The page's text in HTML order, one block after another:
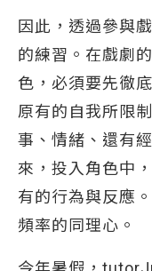
因此，透過參與
的練習。在戲劇
色，必須要先徹
原有的自我所限
事、情緒、還有
來，投入角色中
有的行為與反應
頻率的同理心。